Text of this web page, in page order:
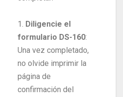
1. Diligencie el
formulario DS-160:
Una vez completado,
no olvide imprimir la
página de
confirmación del